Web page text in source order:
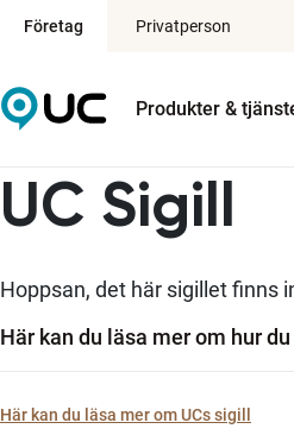
Företag Privatperson
Produkter &
UC Sigill
Hoppsan, det här sigillet finns
Här kan du läsa mer om hur
Här kan du läsa mer om UCs sigill